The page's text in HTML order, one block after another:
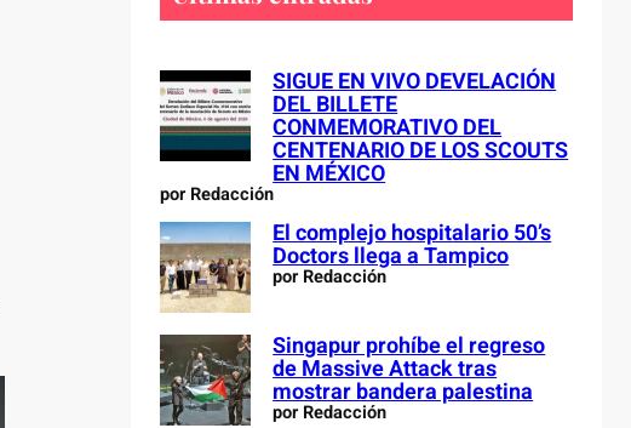
h
SIGUE EN VIVO DEVELACIÓN
DEL BILLETE
CONMEMORATIVO DEL
CENTENARIO DE LOS SCOUTS
EN MÉXICO
por Redacción
El complejo hospitalario 50’s
Doctors llega a Tampico
por Redacción
Singapur prohíbe el regreso
de Massive Attack tras
mostrar bandera palestina
por Redacción